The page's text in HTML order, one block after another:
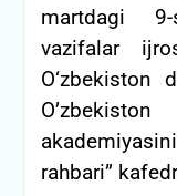
martdagi
vazifalar
О‘zbekiston
rahbari”